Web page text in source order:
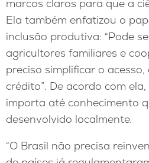
marcos claros para que a
Ela também enfatizou o
inclusão produtiva: “Pode
agricultores familiares e
preciso simplificar o
crédito”. De acordo com
importa até conhecimento
desenvolvido localmente.
“O Brasil não precisa